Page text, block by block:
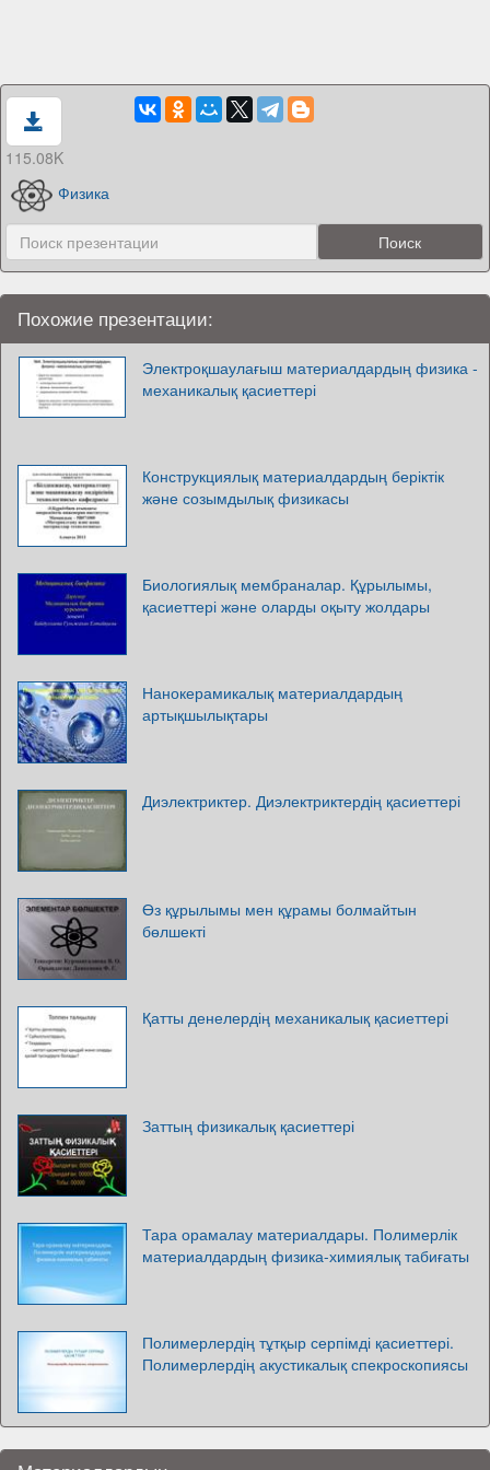
115.08K
Физика
Похожие презентации:
Электроқшаулағыш материалдардың физика -
механикалық қасиеттері
Конструкциялық материалдардың беріктік
және созымдылық физикасы
Биологиялық мембраналар. Құрылымы,
қасиеттері және оларды оқыту жолдары
Нанокерамикалық материалдардың
артықшылықтары
Диэлектриктер. Диэлектриктердің қасиеттері
Өз құрылымы мен құрамы болмайтын
бөлшекті
Қатты денелердің механикалық қасиеттері
Заттың физикалық қасиеттері
Тара орамалау материалдары. Полимерлік
материалдардың физика-химиялық табиғаты
Полимерлердің тұтқыр серпімді қасиеттері.
Полимерлердің акустикалық спекроскопиясы